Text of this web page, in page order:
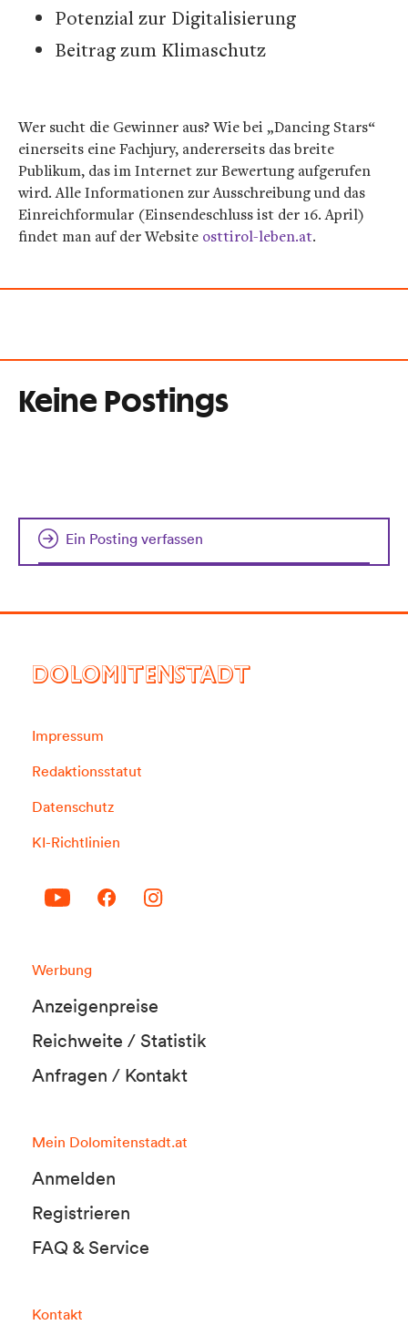
Potenzial zur Digitalisierung
Beitrag zum Klimaschutz
Wer sucht die Gewinner aus? Wie bei „Dancing Stars“
einerseits eine Fachjury, andererseits das breite
Publikum, das im Internet zur Bewertung aufgerufen
wird. Alle Informationen zur Ausschreibung und das
Einreichformular (Einsendeschluss ist der 16. April)
findet man auf der Website osttirol-leben.at.
Keine Postings
Ein Posting verfassen
DOLOMITENSTADT
Impressum
Redaktionsstatut
Datenschutz
KI-Richtlinien
Werbung
Anzeigenpreise
Reichweite / Statistik
Anfragen / Kontakt
Mein Dolomitenstadt.at
Anmelden
Registrieren
FAQ & Service
Kontakt